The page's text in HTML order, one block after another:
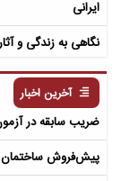
ایرانی
نگاهی به زندگی و
آخرین اخبار
ضریب سابقه در
پیش‌فروش ساختمان